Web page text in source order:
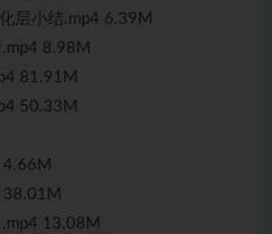
层小结.mp4 6.39M
8.98M
81.91M
50.33M
13.08M